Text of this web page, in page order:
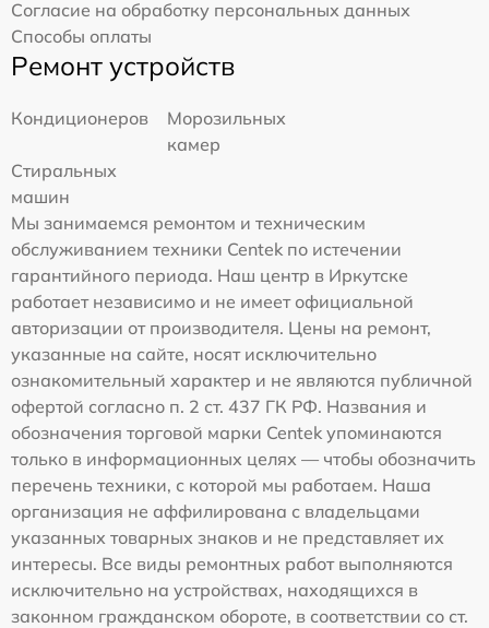
Согласие на обработку персональных данных
Способы оплаты
Ремонт устройств
Кондиционеров
Морозильных
камер
Стиральных
машин
Мы занимаемся ремонтом и техническим
обслуживанием техники Centek по истечении
гарантийного периода. Наш центр в Иркутске
работает независимо и не имеет официальной
авторизации от производителя. Цены на ремонт,
указанные на сайте, носят исключительно
ознакомительный характер и не являются публичной
офертой согласно п. 2 ст. 437 ГК РФ. Названия и
обозначения торговой марки Centek упоминаются
только в информационных целях — чтобы обозначить
перечень техники, с которой мы работаем. Наша
организация не аффилирована с владельцами
указанных товарных знаков и не представляет их
интересы. Все виды ремонтных работ выполняются
исключительно на устройствах, находящихся в
законном гражданском обороте, в соответствии со ст.